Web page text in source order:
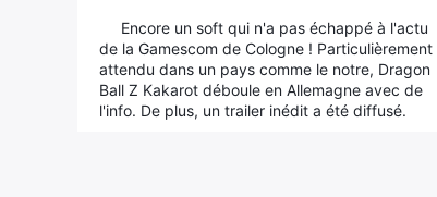
Encore un soft qui n'a pas échappé à l'actu
de la Gamescom de Cologne ! Particulièrement
attendu dans un pays comme le notre, Dragon
Ball Z Kakarot déboule en Allemagne avec de
l'info. De plus, un trailer inédit a été diffusé.